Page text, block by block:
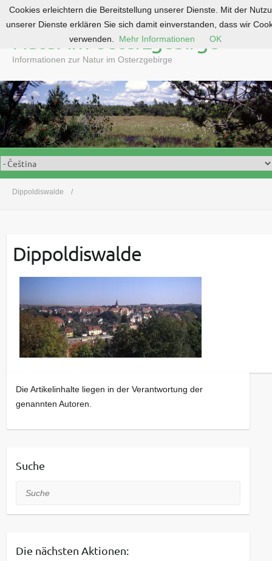
o
c
o
n
e
n
Natur im Osterzgebirge
Informationen zur Natur im Osterzgebirge
Dippoldiswalde
Dippoldiswalde
Die Artikelinhalte liegen in der Verantwortung der
genannten Autoren.
Suche
Suche
Die nächsten Aktionen:
Cookies erleichtern die Bereitstellung unserer Dienste. Mit der
unserer Dienste erklären Sie sich damit einverstanden, dass wir
verwenden.
Mehr Informationen OK